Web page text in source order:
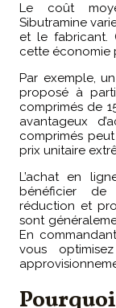
Le coût
Sibutramine
et le fabricant.
cette économie
Par exemple,
proposé à
comprimés de
avantageux
comprimés
prix unitaire
L’achat en
bénéficier de
réduction et
sont
En
vous